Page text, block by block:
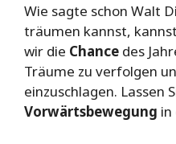
Wie sagte schon Walt
träumen kannst,
wir die Chance des
Träume zu verfolgen
einzuschlagen. Lassen
Vorwärtsbewegung in